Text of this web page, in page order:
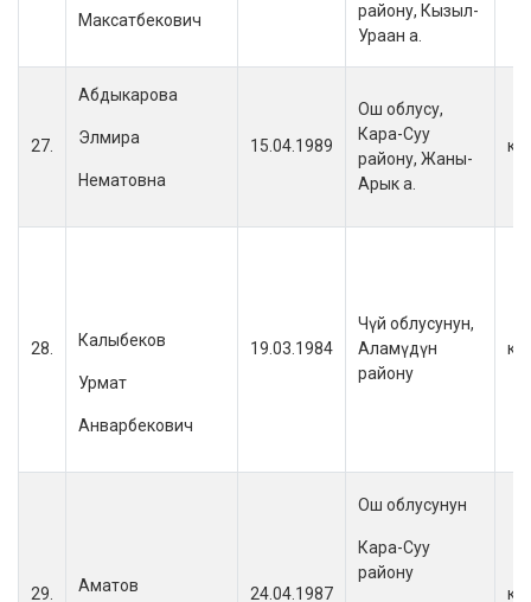
Максатбекович
району, Кызыл-
Ураан а.
27.
Абдыкарова
Элмира
Нематовна
15.04.1989
Ош облусу,
Кара-Суу
району, Жаны-
Арык а.
28. Калыбеков
Урмат
Анварбекович
19.03.1984
Чүй облусунун,
Аламүдүн
району
29. Аматов 24.04.1987
Ош облусунун
Кара-Суу
району